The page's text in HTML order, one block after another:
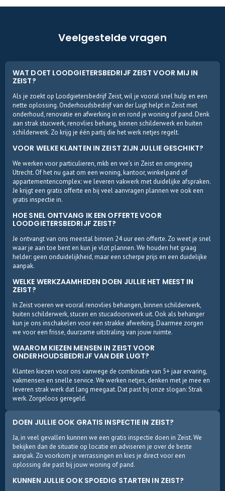
Veelgestelde vragen
WAT DOET LOODGIETERSBEDRIJF ZEIST VOOR MIJ IN
ZEIST?
Als je zoekt op Loodgietersbedrijf Zeist, wil je vooral snel hulp en een
nette oplossing. Onderhoudsbedrijf van der Lugt helpt in Zeist met
onderhoud, renovatie en afwerking in en rond je woning of pand. Denk
aan strak stucwerk, renovlies behang, binnen schilderwerk en buiten
schilderwerk. Zo krijg je één partij die het werk netjes regelt.
VOOR WELKE KLANTEN IN ZEIST ZIJN JULLIE GESCHIKT?
We werken voor particulieren, mkb en vve’s in Zeist en omgeving
Utrecht. Of het nu gaat om een woning, kantoor, winkelpand of
appartementencomplex: we leveren vakwerk met duidelijke afspraken.
Je krijgt een gratis offerte en bij veel aanvragen plannen we ook een
gratis inspectie in.
HOE SNEL ONTVANG IK EEN OFFERTE VOOR
LOODGIETERSBEDRIJF ZEIST?
Je ontvangt van ons meestal binnen 24 uur een offerte. Zo weet je snel
waar je aan toe bent en kun je vlot plannen. We houden het graag
helder: geen onduidelijkheid, maar een scherpe prijs en een duidelijke
aanpak.
WELKE WERKZAAMHEDEN DOEN JULLIE HET MEEST IN
ZEIST?
In Zeist voeren we vooral renovlies behangen, binnen schilderwerk,
buiten schilderwerk, stucen en stucadoorswerk uit. Ook als behanger
kun je ons inschakelen voor een strakke afwerking. Daarmee zorgen
we voor een frisse, duurzame uitstraling van jouw ruimte.
WAAROM KIEZEN MENSEN IN ZEIST VOOR
ONDERHOUDSBEDRIJF VAN DER LUGT?
Klanten kiezen voor ons vanwege de combinatie van 5+ jaar ervaring,
vakmensen en snelle service. We werken netjes, denken met je mee en
leveren strak werk dat lang meegaat. Dat past bij onze slogan: Strak
werk. Zorgeloos geregeld.
DOEN JULLIE OOK GRATIS INSPECTIE IN ZEIST?
Ja, in veel gevallen kunnen we een gratis inspectie doen in Zeist. We
bekijken dan de situatie op locatie en adviseren je over de beste
aanpak. Zo voorkom je verrassingen en kies je direct voor een
oplossing die past bij jouw woning of pand.
KUNNEN JULLIE OOK SPOEDIG STARTEN IN ZEIST?